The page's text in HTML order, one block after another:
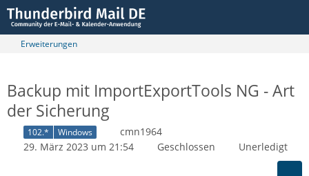
Erweiterungen
Backup mit ImportExportTools NG - Art
der Sicherung
102.* Windows
cmn1964
29. März 2023 um 21:54
Geschlossen Unerledigt